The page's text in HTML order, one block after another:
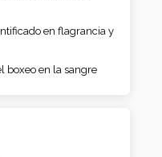
en flagrancia y
boxeo en la sangre